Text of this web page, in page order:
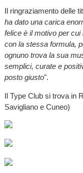
Il ringraziamento delle
ha dato una carica
felice è il motivo per
con la stessa formula,
ognuno trova la sua
semplici, curate e
posto giusto".
Il Type Club si trova in
Savigliano e Cuneo)